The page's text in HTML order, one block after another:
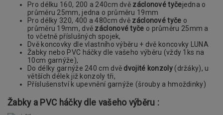
Pro délku 160, 200 a 240cm dvě záclonové tyčejedna o
průměru 25mm, jedna o průměru 19mm
Pro délky 320, 400 a 480cm dvě záclonové tyče o
průměru 19mm, dvě záclonové tyče o průměru 25mm a
to včetně příslušných spojek,
Dvě koncovky dle vlastního výběru + dvě koncovky LUNA
Žabky nebo PVC háčky dle vašeho výběru (vždy 1ks na
10cm garnýže),
Do délky garnýže 240 cm dvě dvojité konzoly(držáky), u
větších délek již konzoly tři,
Příslušenství k upevnění garnýže (šrouby a hmoždinky)
Žabky a PVC háčky dle vašeho výběru :